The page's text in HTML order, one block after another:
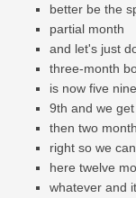
better be the
partial month
and let's just
three-month
is now five
9th and we
then two
right so we
here twelve
whatever and